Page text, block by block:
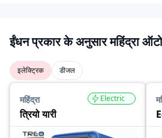
ईंधन प्रकार के अनुसार महिंद्रा
इलेक्ट्रिक डीजल
महिंद्रा
त्रियो यारी
Electric